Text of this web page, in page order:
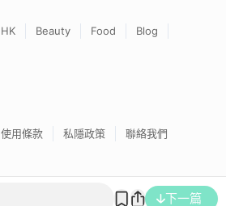
下一篇
HK Beauty Food
Blog
使用條款 私隱政策 聯絡我們